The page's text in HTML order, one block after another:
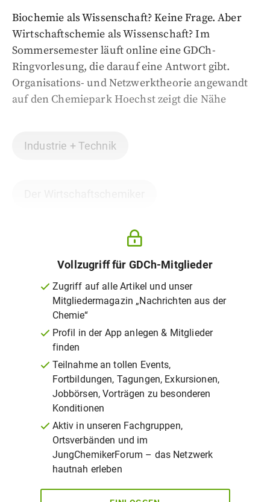
Biochemie als Wissenschaft? Keine Frage. Aber
Wirtschaftschemie als Wissenschaft? Im
Sommersemester läuft online eine GDCh-
Ringvorlesung, die darauf eine Antwort gibt.
Organisations- und Netzwerktheorie angewandt
auf den Chemiepark Hoechst zeigt die Nähe
Industrie + Technik
Vollzugriff für GDCh-Mitglieder
Zugriff auf alle Artikel und unser
Mitgliedermagazin „Nachrichten aus der
Chemie“
Profil in der App anlegen & Mitglieder
finden
Teilnahme an tollen Events,
Fortbildungen, Tagungen, Exkursionen,
Jobbörsen, Vorträgen zu besonderen
Konditionen
Aktiv in unseren Fachgruppen,
Ortsverbänden und im
JungChemikerForum – das Netzwerk
hautnah erleben